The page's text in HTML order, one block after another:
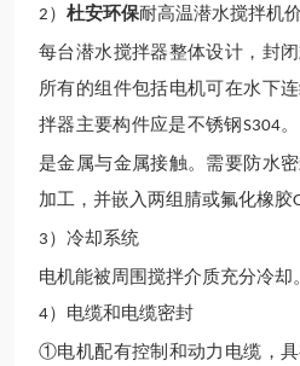
2 ） 杜安环保耐高温潜水搅拌机
每台潜水搅拌器整体设计，封
所有的组件包括电机可在水下
拌器主要构件应是不锈钢S304
是金属与金属接触。需要防水
加工，并嵌入两组腈或氟化橡胶
3 ）冷却系统
电机能被周围搅拌介质充分冷却。
4）电缆和电缆密封
①电机配有控制和动力电缆，